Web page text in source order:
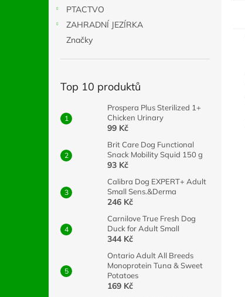
PTACTVO
ZAHRADNÍ JEZÍRKA
Značky
Top 10 produktů
Prospera Plus Sterilized 1+
Chicken Urinary
99 Kč
Brit Care Dog Functional
Snack Mobility Squid 150 g
93 Kč
Calibra Dog EXPERT+ Adult
Small Sens.&Derma
246 Kč
Carnilove True Fresh Dog
Duck for Adult Small
344 Kč
Ontario Adult All Breeds
Monoprotein Tuna & Sweet
Potatoes
169 Kč